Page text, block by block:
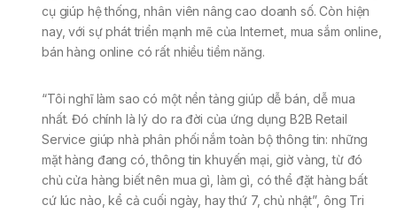
cụ giúp hệ thống, nhân viên nâng cao doanh số. Còn hiện
nay, với sự phát triển mạnh mẽ của Internet, mua sắm online,
bán hàng online có rất nhiều tiềm năng.
“Tôi nghĩ làm sao có một nền tảng giúp dễ bán, dễ mua
nhất. Đó chính là lý do ra đời của ứng dụng B2B Retail
Service giúp nhà phân phối nắm toàn bộ thông tin: những
mặt hàng đang có, thông tin khuyến mại, giờ vàng, từ đó
chủ cửa hàng biết nên mua gì, làm gì, có thể đặt hàng bất
cứ lúc nào, kể cả cuối ngày, hay thứ 7, chủ nhật”, ông Tri